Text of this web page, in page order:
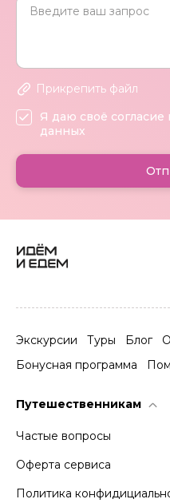
Экскурсии Туры Блог
Бонусная программа
Путешественникам
Частые вопросы
Оферта сервиса
Политика
Прикрепить файл
Я даю своё согласие
данных